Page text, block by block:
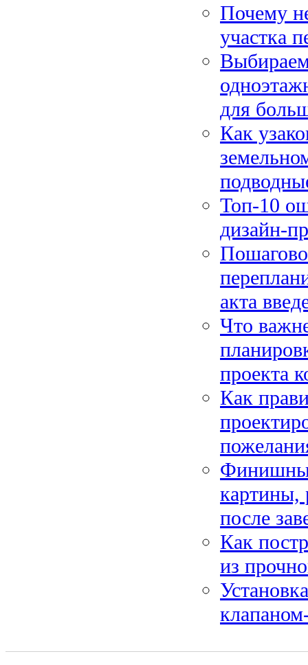
Почему
участка
для
Как
Топ-10
дизайн-
акта
Что
проекта
Как
картины,
после
Как
из